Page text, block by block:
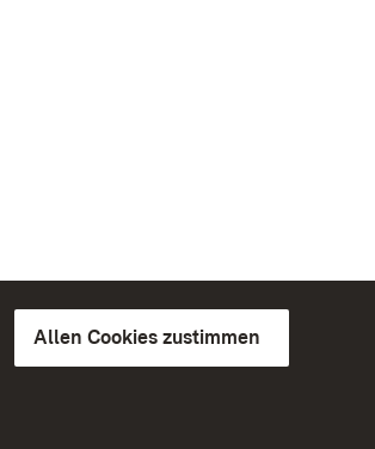
Allen Cookies zustimmen